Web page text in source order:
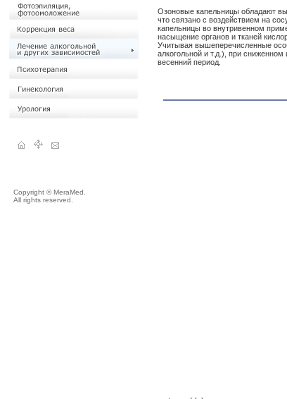
Copyright © MeraMed.
All rights reserved.
Озоновые капельницы обладают
что связано с воздействием на
капельницы во внутривенном
насыщение органов и тканей
Учитывая вышеперечисленные
алкогольной и т.д.), при
весенний период.